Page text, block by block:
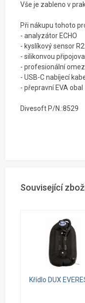
Vše je zableno v
Při nákupu tohoto
- analyzátor ECHO
- kyslíkový sensor
- silikonvou
- profesionální
- USB-C nabíjecí
- přepravní EVA obal
Divesoft P/N.:8529
Související
Křídlo DUX